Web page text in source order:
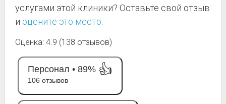
услугами этой клиники? Оставьте свой отзыв
и оцените это место:
Оценка: 4.9 (138 отзывов)
Персонал • 89% 👍
106 отзывов